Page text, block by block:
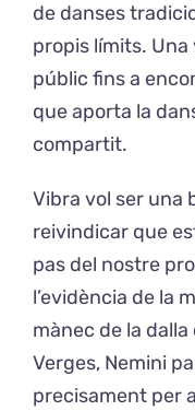
de danses
propis límits.
públic fins a
que aporta la
compartit.
Vibra vol ser una
reivindicar que
pas del nostre
l’evidència de la
mànec de la dalla
Verges, Nemini
precisament per